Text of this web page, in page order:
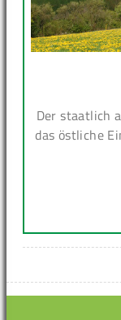
Der staatlich
das östliche